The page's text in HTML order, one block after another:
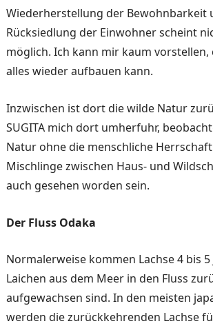
Wiederherstellung der Bewohnbarkeit
Rücksiedlung der Einwohner scheint
möglich. Ich kann mir kaum
alles wieder aufbauen kann.
Inzwischen ist dort die wilde Natur
SUGITA mich dort umher­fuhr,
Natur ohne die menschliche
Mischlinge zwischen Haus- und
auch gese­hen worden sein.
Der Fluss Odaka
Normalerweise kommen Lach­se 4 bis
Laichen aus dem Meer in den Fluss
auf­gewachsen sind. In den meis­ten
wer­den die zurückkehrenden Lach­se